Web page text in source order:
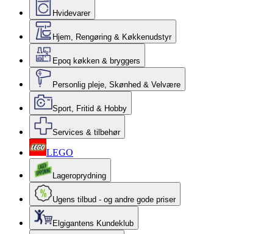
Hvidevarer
Hjem, Rengøring & Køkkenudstyr
Epoq køkken & bryggers
Personlig pleje, Skønhed & Velvære
Sport, Fritid & Hobby
Services & tilbehør
LEGO
Lageroprydning
Ugens tilbud - og andre gode priser
Elgigantens Kundeklub